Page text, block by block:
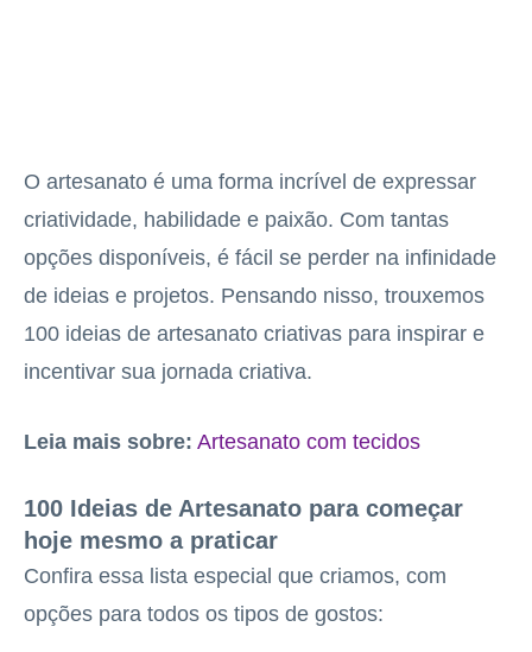
O artesanato é uma forma incrível de expressar
criatividade, habilidade e paixão. Com tantas
opções disponíveis, é fácil se perder na infinidade
de ideias e projetos. Pensando nisso, trouxemos
100 ideias de artesanato criativas para inspirar e
incentivar sua jornada criativa.
Leia mais sobre: Artesanato com tecidos
100 Ideias de Artesanato para começar
hoje mesmo a praticar
Confira essa lista especial que criamos, com
opções para todos os tipos de gostos: